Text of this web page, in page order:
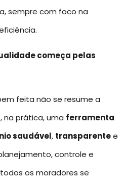
sempre com foco na
começa pelas
feita não se resume a
na prática, uma ferramenta
saudável, transparentee
controle e
os moradores se